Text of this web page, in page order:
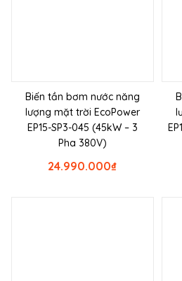
Biến tần bơm nước năng
lượng mặt trời EcoPower
EP15-SP3-045 (45kW – 3
Pha 380V)
₫
24.990.000